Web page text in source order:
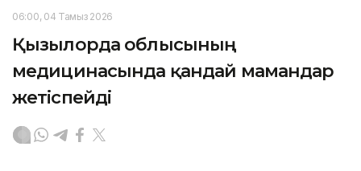
06:00, 04 Тамыз 2026
Қызылорда облысының
медицинасында қандай мамандар
жетіспейді